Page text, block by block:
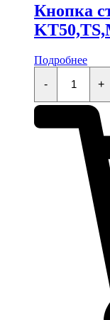
Кнопка
Подробнее
-
стартера+